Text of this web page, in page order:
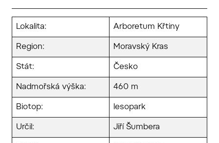
Lokalita: Arboretum Křtiny
Region: Moravský Kras
Stát: Česko
Nadmořská výška: 460 m
Biotop: lesopark
Určil: Jiří Šumbera